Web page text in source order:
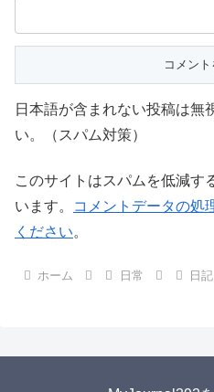
日本語が含まれない投稿は無
い。（スパム対策）
このサイトはスパムを低減す
います。
コメントデータの処
ください。
ホーム 日常 日記